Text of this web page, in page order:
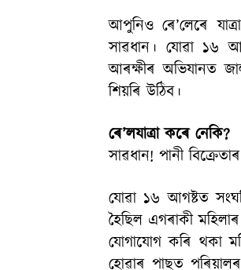
আপুনিও ৰে’লেৰে
সাৱধান। যোৱা ১৬
আৰক্ষীৰ অভিযানত
শিয়ৰি উঠিব।
ৰে’লযাত্ৰা কৰে নেকি?
সাৱধান! পানী
যোৱা ১৬ আগষ্টত
হৈছিল এগৰাকী
যোগাযোগ কৰি থকা
হোৱাৰ পাছত